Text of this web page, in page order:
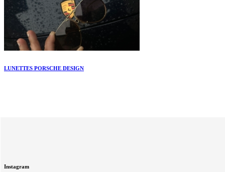
LUNETTES PORSCHE DESIGN
Instagram